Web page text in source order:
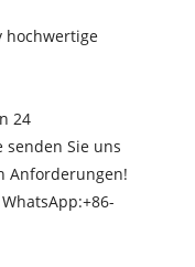
hochwertige
24
Sie uns
Anforderungen!